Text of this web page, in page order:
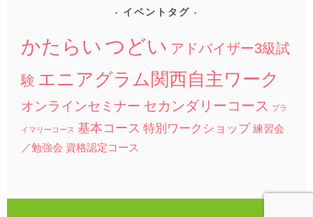
イベントタグ
かたらい つどい アドバイザー3級試
験 エニアグラム関西自主ワーク
オンラインセミナー セカンダリーコース プラ
イマリーコース 基本コース 特別ワークショップ 練習会
／勉強会 資格認定コース